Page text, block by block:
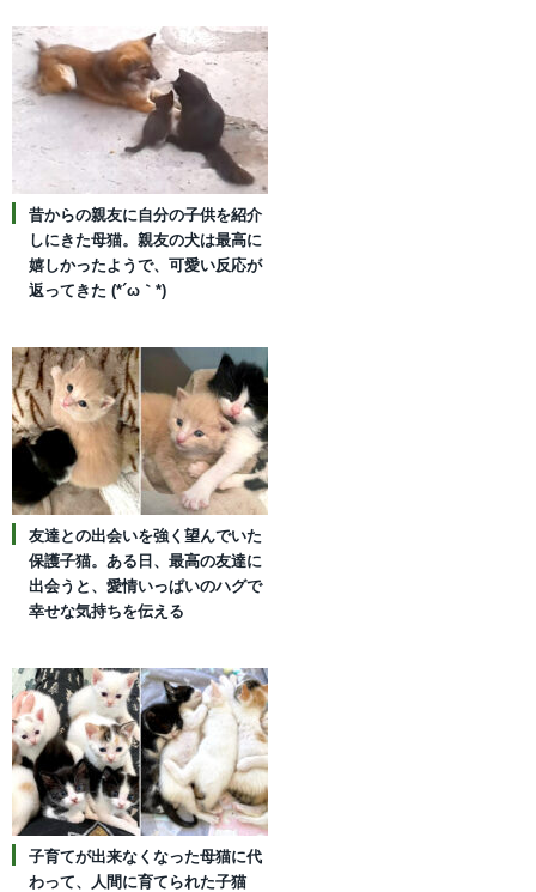
昔からの親友に自分の子供を紹介
しにきた母猫。親友の犬は最高に
嬉しかったようで、可愛い反応が
返ってきた (*´ω｀*)
友達との出会いを強く望んでいた
保護子猫。ある日、最高の友達に
出会うと、愛情いっぱいのハグで
幸せな気持ちを伝える
子育てが出来なくなった母猫に代
わって、人間に育てられた子猫